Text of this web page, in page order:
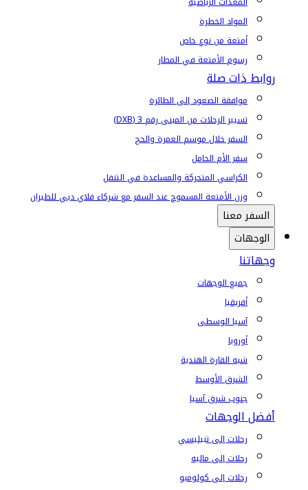
المواد الخطرة
أمتعة من نوع خاص
رسوم الأمتعة في المطار
روابط ذات صلة
موافقة الصعود إلى الطائرة
تسيير الرحلات من المبنى رقم 3 (DXB)
السفر خلال موسم العمرة والحج
سفر الأم الحامل
الكراسي المتحركة والمساعدة في التنقل
وزن الأمتعة المسموح عند السفر مع شركاء فلاي دبي للطيران
السفر معنا
الوجهات
وجهاتنا
جميع الوجهات
أفريقيا
آسيا الوسطى
أوروبا
شبه القارة الهندية
الشرق الأوسط
جنوب شرق آسيا
أفضل الوجهات
رحلات إلى تبيليسي
رحلات إلى ماليه
رحلات إلى كولومبو